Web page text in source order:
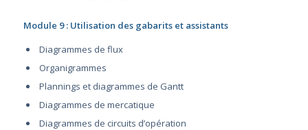
Module 9 : Utilisation des gabarits et assistants
Diagrammes de flux
Organigrammes
Plannings et diagrammes de Gantt
Diagrammes de mercatique
Diagrammes de circuits d’opération